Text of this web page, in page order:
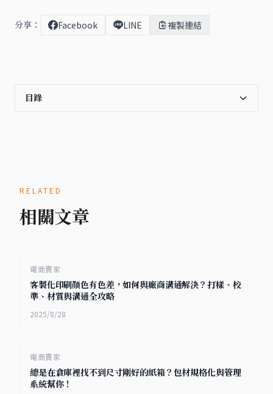
分享： Facebook LINE 複製連結
目錄
RELATED
相關文章
電商賣家
客製化印刷顏色有色差，如何與廠商溝通解決？打樣、校
準、材質與溝通全攻略
2025/8/28
電商賣家
總是在倉庫裡找不到尺寸剛好的紙箱？包材規格化與管理
系統幫你！